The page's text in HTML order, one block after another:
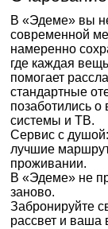
В «Эдеме» вы
современной
намеренно
где каждая
помогает
стандартные
позаботились
системы и ТВ.
Сервис с
лучшие
проживании.
В «Эдеме» не
заново.
Забронируйте
рассвет и ваша